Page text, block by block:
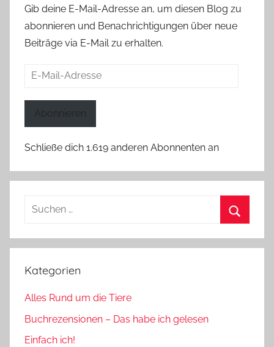
Gib deine E-Mail-Adresse an, um diesen Blog zu
abonnieren und Benachrichtigungen über neue
Beiträge via E-Mail zu erhalten.
E-
Abonnieren
Schließe dich 1.619 anderen Abonnenten an
Suchen
Kategorien
Alles Rund um die Tiere
Buchrezensionen – Das habe ich gelesen
Einfach ich!